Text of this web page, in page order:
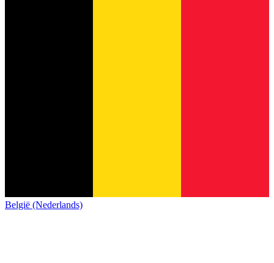
België (Nederlands)